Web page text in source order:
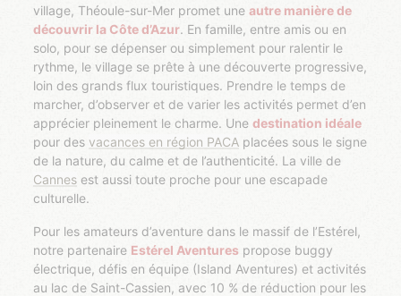
village, Théoule-sur-Mer promet uneautre manière de
découvrir la Côte d’Azur. En famille, entre amis ou en
solo, pour se dépenser ou simplement pour ralentir le
rythme, le village se prête à une découverte progressive,
loin des grands flux touristiques. Prendre le temps de
marcher, d’observer et de varier les activités permet d’en
apprécier pleinement le charme. Unedestination idéale
pour des vacances en région PACA placées sous le signe
de la nature, du calme et de l’authenticité. La ville de
Cannes est aussi toute proche pour une escapade
culturelle.
Pour les amateurs d’aventure dans le massif de l’Estérel,
notre partenaire Estérel Aventures propose buggy
électrique, défis en équipe (Island Aventures) et activités
au lac de Saint-Cassien, avec 10 % de réduction pour les